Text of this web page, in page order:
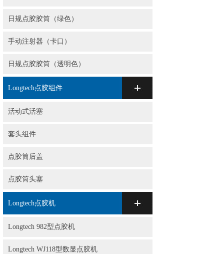
日规点胶胶筒（绿色）
手动注射器（卡口）
日规点胶胶筒（透明色）
Longtech点胶组件
活动式活塞
套头组件
点胶筒后盖
点胶筒头塞
Longtech点胶机
Longtech 982型点胶机
Longtech WJ118型数显点胶机